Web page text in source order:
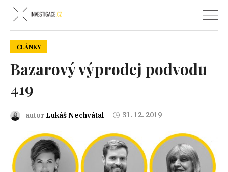
ČLÁNKY
Bazarový výprodej podvodu
419
autor Lukáš Nechvátal 31. 12. 2019